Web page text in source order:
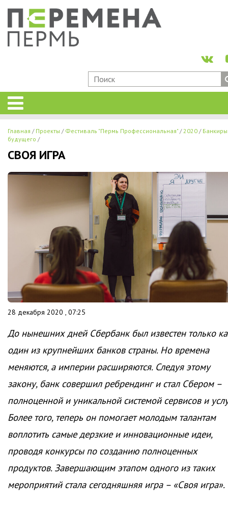
Главная Проекты Фестиваль "Пермь Профессиональная" 2020
Банкиры
будущего
СВОЯ ИГРА
28 декабря 2020 , 07:25
До нынешних дней Сбербанк был известен только
один из крупнейших банков страны. Но времена
меняются, а империи расширяются. Следуя этому
закону, банк совершил ребрендинг и стал Сбером –
полноценной и уникальной системой сервисов и
Более того, теперь он помогает молодым талантам
воплотить самые дерзкие и инновационные идеи,
проводя конкурсы по созданию полноценных
продуктов. Завершающим этапом одного из таких
мероприятий стала сегодняшняя игра – «Своя игра».